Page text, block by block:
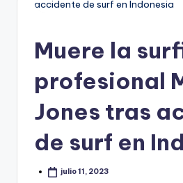
Muere la
profesional
Jones tras
de surf en
julio 11, 2023